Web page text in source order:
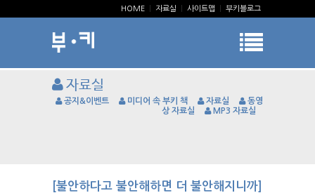
HOME 자료실 사이트맵 부키블로그
자료실
공지&이벤트 미디어 속 부키 책 자료실
동영
상 자료실
MP3 자료실
[불안하다고 불안해하면 더 불안해지니까]